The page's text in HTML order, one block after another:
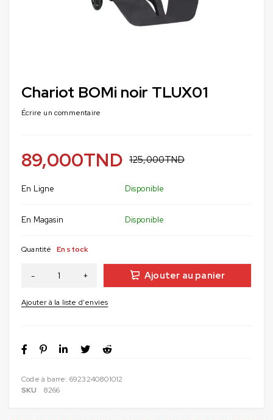
Chariot BOMi noir TLUX01
Écrire un commentaire
125,000TND
89,000TND
En Ligne Disponible
En Magasin Disponible
Quantité En stock
Ajouter au panier
Code à barre: 6923240801012
SKU
8266